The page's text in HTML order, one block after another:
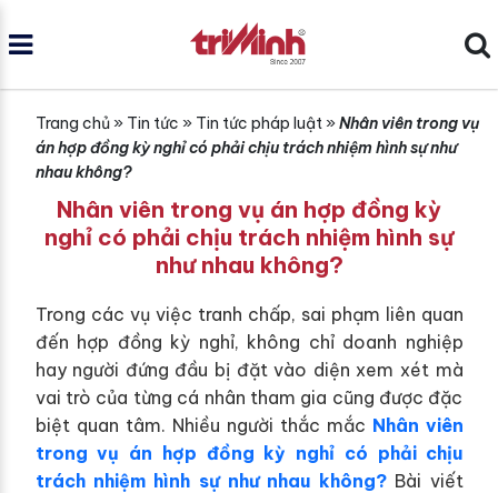
Trang chủ» Tin tức » Tin tức pháp luật» Nhân viên trong vụ
án hợp đồng kỳ nghỉ có phải chịu trách nhiệm hình sự như
nhau không?
Nhân viên trong vụ án hợp đồng kỳ
nghỉ có phải chịu trách nhiệm hình sự
như nhau không?
Trong các vụ việc tranh chấp, sai phạm liên quan
đến hợp đồng kỳ nghỉ, không chỉ doanh nghiệp
hay người đứng đầu bị đặt vào diện xem xét mà
vai trò của từng cá nhân tham gia cũng được đặc
biệt quan tâm. Nhiều người thắc mắc Nhân viên
trong vụ án hợp đồng kỳ nghỉ có phải chịu
trách nhiệm hình sự như nhau không?Bài viết